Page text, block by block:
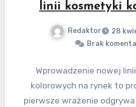
linii kosmetyki
Redaktor
28
Brak
Wprowadzenie nowej
kolorowych na rynek to
pierwsze wrażenie